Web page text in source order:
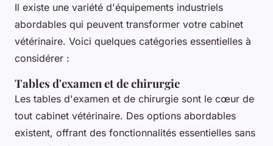
Il existe une variété d'équipements industriels
abordables qui peuvent transformer votre cabinet
vétérinaire. Voici quelques catégories essentielles à
considérer :
Tables d'examen et de chirurgie
Les tables d'examen et de chirurgie sont le cœur de
tout cabinet vétérinaire. Des options abordables
existent, offrant des fonctionnalités essentielles sans